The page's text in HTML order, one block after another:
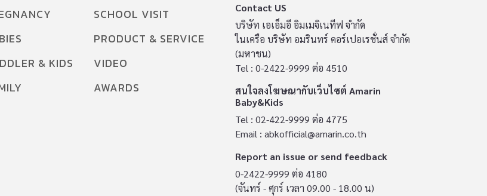
& KIDS
SCHOOL VISIT
PRODUCT & SERVICE
VIDEO
AWARDS
Contact US
บริษัท เอเอ็มอี อิมเมจิเนทีฟ จำกัด
ในเครือ บริษัท อมรินทร์ คอร์เปอเรชั่นส์ จำกัด
(มหาชน)
Tel : 0-2422-9999 ต่อ 4510
สนใจลงโฆษณากับเว็บไซต์ Amarin
Baby&Kids
Tel : 02-422-9999 ต่อ 4775
Email : abkofficial@amarin.co.th
Report an issue or send feedback
0-2422-9999 ต่อ 4180
(จันทร์ - ศุกร์ เวลา 09.00 - 18.00 น)